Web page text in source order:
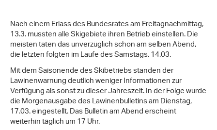
Nach einem Erlass des Bundesrates am Freitagnachmittag,
13.3. mussten alle Skigebiete ihren Betrieb einstellen. Die
meisten taten das unverzüglich schon am selben Abend,
die letzten folgten im Laufe des Samstags, 14.03.
Mit dem Saisonende des Skibetriebs standen der
Lawinenwarnung deutlich weniger Informationen zur
Verfügung als sonst zu dieser Jahreszeit. In der Folge wurde
die Morgenausgabe des Lawinenbulletins am Dienstag,
17.03. eingestellt. Das Bulletin am Abend erscheint
weiterhin täglich um 17 Uhr.